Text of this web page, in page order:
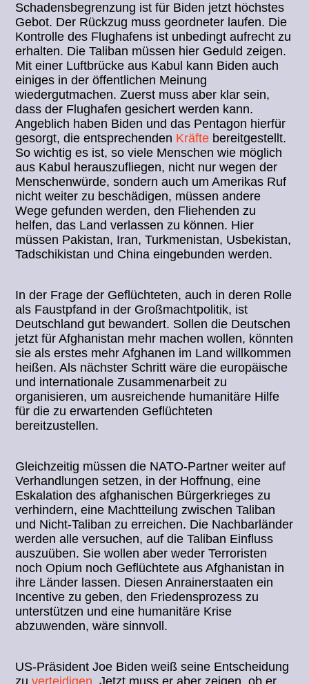
Schadensbegrenzung ist für Biden jetzt höchstes
Gebot. Der Rückzug muss geordneter laufen. Die
Kontrolle des Flughafens ist unbedingt aufrecht zu
erhalten. Die Taliban müssen hier Geduld zeigen.
Mit einer Luftbrücke aus Kabul kann Biden auch
einiges in der öffentlichen Meinung
wiedergutmachen. Zuerst muss aber klar sein,
dass der Flughafen gesichert werden kann.
Angeblich haben Biden und das Pentagon hierfür
gesorgt, die entsprechenden Kräfte bereitgestellt.
So wichtig es ist, so viele Menschen wie möglich
aus Kabul herauszufliegen, nicht nur wegen der
Menschenwürde, sondern auch um Amerikas Ruf
nicht weiter zu beschädigen, müssen andere
Wege gefunden werden, den Fliehenden zu
helfen, das Land verlassen zu können. Hier
müssen Pakistan, Iran, Turkmenistan, Usbekistan,
Tadschikistan und China eingebunden werden.
In der Frage der Geflüchteten, auch in deren Rolle
als Faustpfand in der Großmachtpolitik, ist
Deutschland gut bewandert. Sollen die Deutschen
jetzt für Afghanistan mehr machen wollen, könnten
sie als erstes mehr Afghanen im Land willkommen
heißen. Als nächster Schritt wäre die europäische
und internationale Zusammenarbeit zu
organisieren, um ausreichende humanitäre Hilfe
für die zu erwartenden Geflüchteten
bereitzustellen.
Gleichzeitig müssen die NATO-Partner weiter auf
Verhandlungen setzen, in der Hoffnung, eine
Eskalation des afghanischen Bürgerkrieges zu
verhindern, eine Machtteilung zwischen Taliban
und Nicht-Taliban zu erreichen. Die Nachbarländer
werden alle versuchen, auf die Taliban Einfluss
auszuüben. Sie wollen aber weder Terroristen
noch Opium noch Geflüchtete aus Afghanistan in
ihre Länder lassen. Diesen Anrainerstaaten ein
Incentive zu geben, den Friedensprozess zu
unterstützen und eine humanitäre Krise
abzuwenden, wäre sinnvoll.
US-Präsident Joe Biden weiß seine Entscheidung